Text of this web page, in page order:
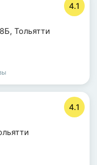
4.1
, Тольятти
4.1